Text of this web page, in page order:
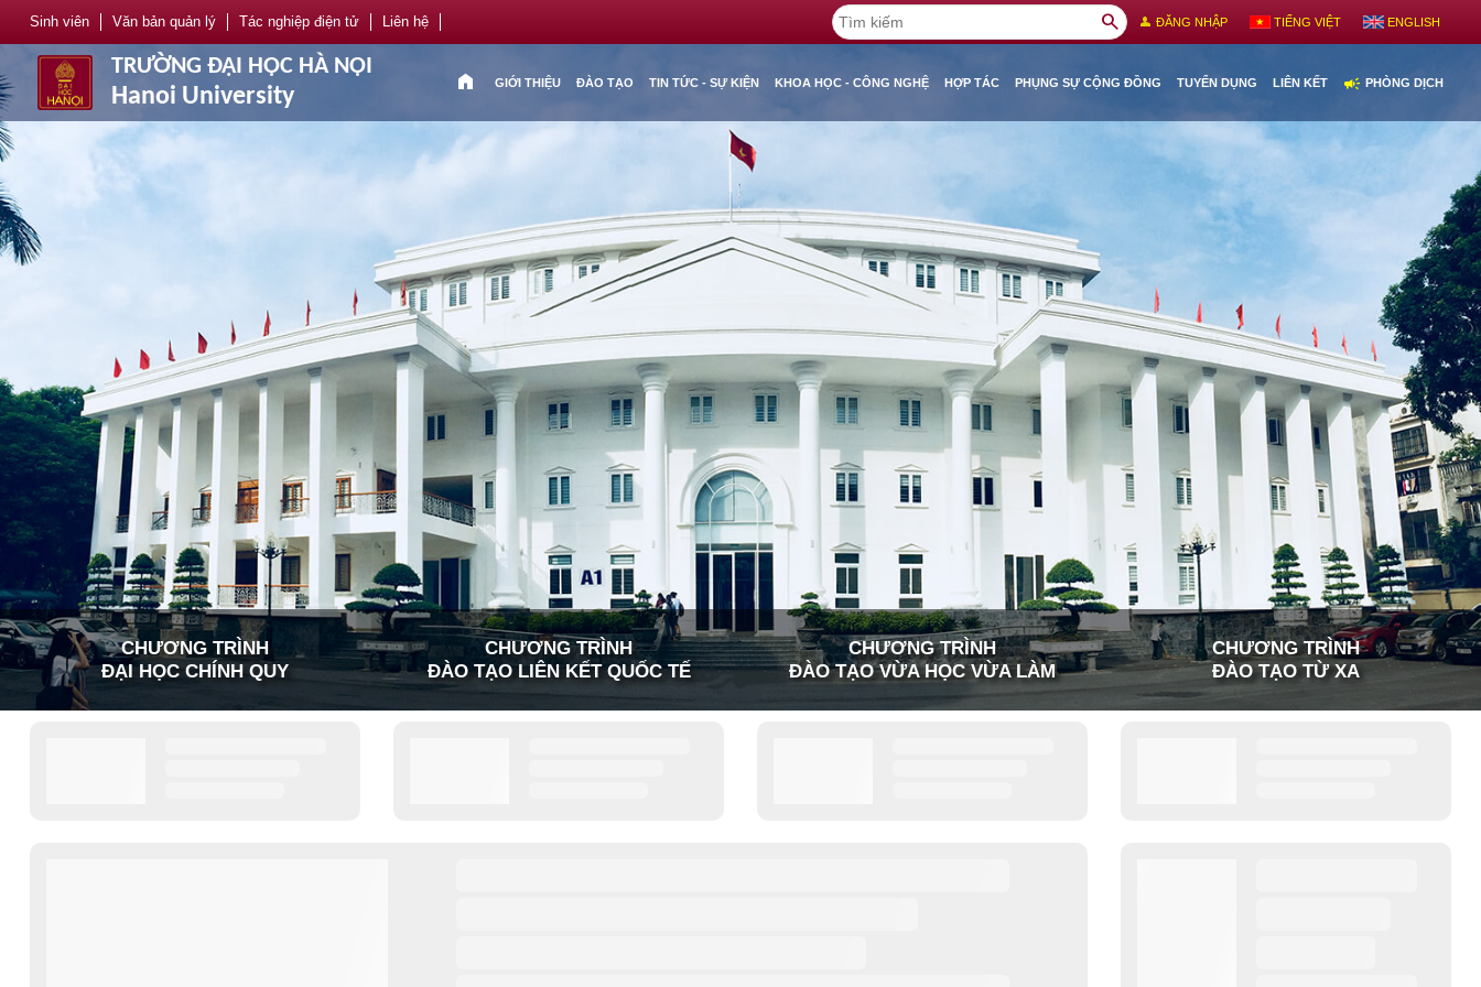
Sinh viên Văn bản quản lý Tác nghiệp điện tử Liên hệ search person ĐĂNG NHẬP TIẾNG VIỆT ENGLISH
TRƯỜNG ĐẠI HỌC HÀ NỘI
Hanoi University
home GIỚI THIỆU ĐÀO TẠO TIN TỨC - SỰ KIỆN KHOA HỌC - CÔNG NGHỆ HỢP TÁC PHỤNG SỰ CỘNG ĐỒNG TUYỂN DỤNG LIÊN KẾT campaign PHÒNG DỊCH
CHƯƠNG TRÌNH
ĐẠI HỌC CHÍNH QUY
CHƯƠNG TRÌNH
ĐÀO TẠO LIÊN KẾT QUỐC TẾ
CHƯƠNG TRÌNH
ĐÀO TẠO VỪA HỌC VỪA LÀM
CHƯƠNG TRÌNH
ĐÀO TẠO TỪ XA